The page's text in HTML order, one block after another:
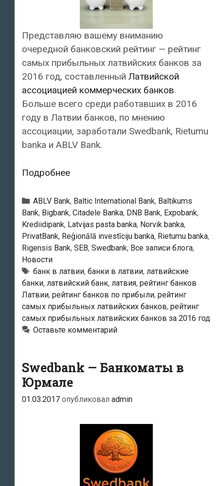
Представляю вашему вниманию
очередной банковский рейтинг — рейтинг
самых прибыльных латвийских банков за
2016 год, составленный Латвийской
ассоциацией коммерческих банков.
Больше всего среди работавших в 2016
году в Латвии банков, по мнению
ассоциации, заработали Swedbank, Rietumu
banka и ABLV Bank.
ПодробнееРейтинг
прибыльных
банков
Латвии
за
2016
год
Рубрики
ABLV Bank, Baltic International Bank, Baltikums
Bank, Bigbank, Citadele Banka, DNB Bank, Expobank,
Krediidipank, Latvijas pasta banka, Norvik banka,
PrivatBank, Reģionālā investīciju banka, Rietumu banka,
Rigensis Bank, SEB, Swedbank, Все записи блога,
Новости
Тэги
банк в латвии, банки в латвии, латвийские
банки, латвийский банк, латвия, рейтинг банков
Латвии, рейтинг банков по прибыли, рейтинг
самых прибыльных латвийских банков, рейтинг
самых прибыльных латвийских банков за 2016 год
Оставьте комментарий
Swedbank — Банкоматы в
Юрмале
01.03.2017 опубликовал admin